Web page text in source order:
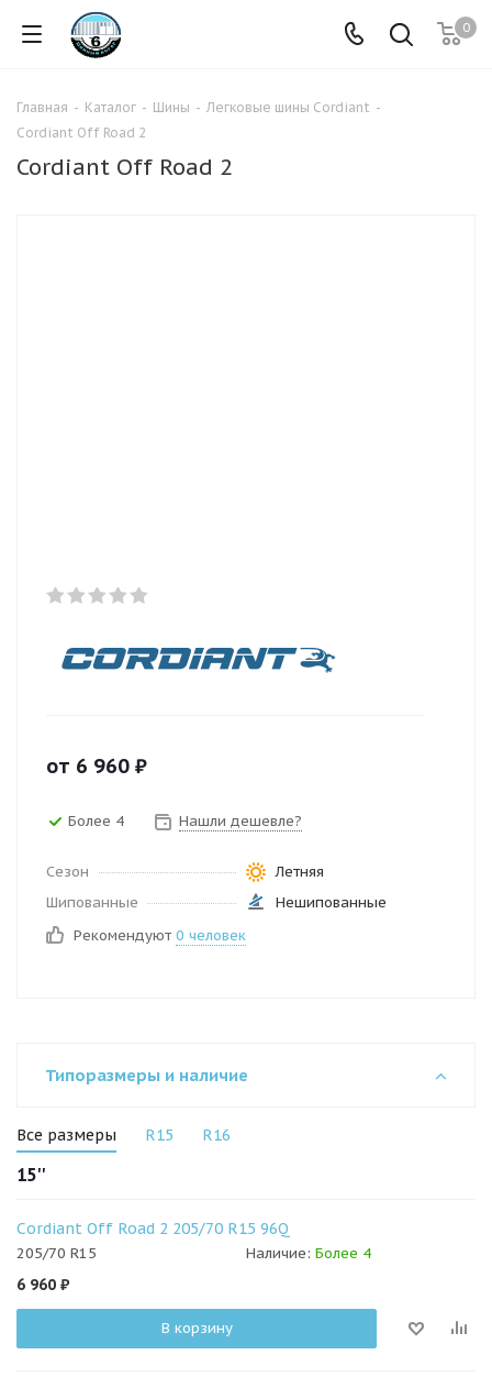
0
Главная - Каталог - Шины - Легковые шины Cordiant -
Cordiant Off Road 2
Cordiant Off Road 2
от 6 960 ₽
Более 4 Нашли дешевле?
Сезон
Летняя
Шипованные
Нешипованные
Рекомендуют 0 человек
Типоразмеры и наличие
Все размеры R15 R16
15''
Cordiant Off Road 2 205/70 R15 96Q
205/70 R15 Наличие: Более 4
6 960 ₽
В корзину